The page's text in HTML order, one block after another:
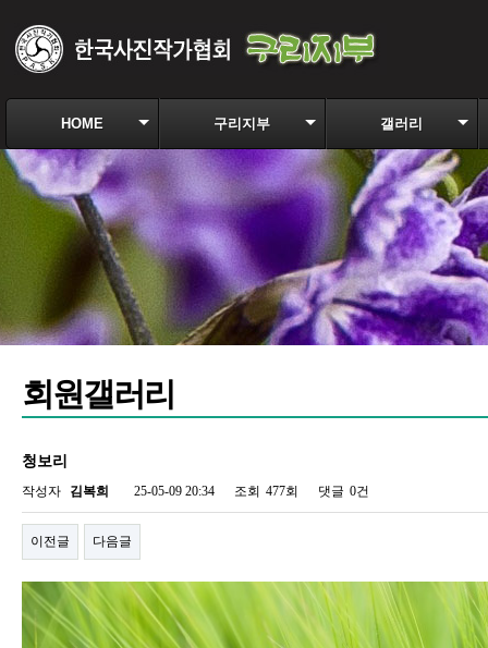
HOME 구리지부 갤러리
회원갤러리
청보리
작성자 김복희 25-05-09 20:34 조회 477회 댓글 0건
이전글 다음글